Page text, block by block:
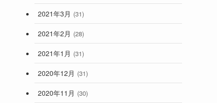
2021年3月 (31)
2021年2月 (28)
2021年1月 (31)
2020年12月 (31)
2020年11月 (30)